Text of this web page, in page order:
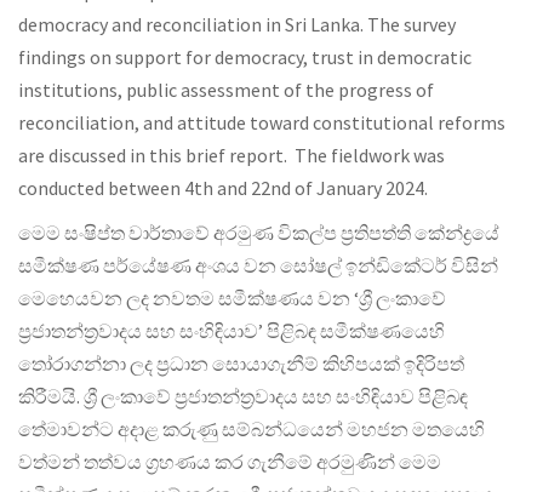
democracy and reconciliation in Sri Lanka. The survey
findings on support for democracy, trust in democratic
institutions, public assessment of the progress of
reconciliation, and attitude toward constitutional reforms
are discussed in this brief report. The fieldwork was
conducted between 4th and 22nd of January 2024.
මෙම සංෂිප්ත වාර්තාවේ අරමුණ විකල්ප ප්‍රතිපත්ති කේන්ද්‍රයේ
සමීක්ෂණ පර්යේෂණ අංශය වන සෝෂල් ඉන්ඩිකේටර් විසින්
මෙහෙයවන ලද නවතම සමීක්ෂණය වන ‘ශ්‍රී ලංකාවේ
ප්‍රජාතන්ත්‍රවාදය සහ සංහිඳියාව’ පිළිබඳ සමීක්ෂණයෙහි
තෝරාගන්නා ලද ප්‍රධාන සොයාගැනීම් කිහිපයක් ඉදිරිපත්
කිරීමයි. ශ්‍රී ලංකාවේ ප්‍රජාතන්ත්‍රවාදය සහ සංහිඳියාව පිළිබඳ
තේමාවන්ට අදාළ කරුණු සම්බන්ධයෙන් මහජන මතයෙහි
වත්මන් තත්වය ග්‍රහණය කර ගැනීමේ අරමුණින් මෙම